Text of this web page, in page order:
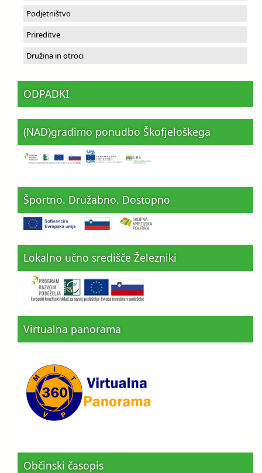
Podjetništvo
Prireditve
Družina in otroci
ODPADKI
(NAD)gradimo ponudbo Škofjeloškega
Športno. Družabno. Dostopno
Lokalno učno središče Železniki
Virtualna panorama
Občinski časopis